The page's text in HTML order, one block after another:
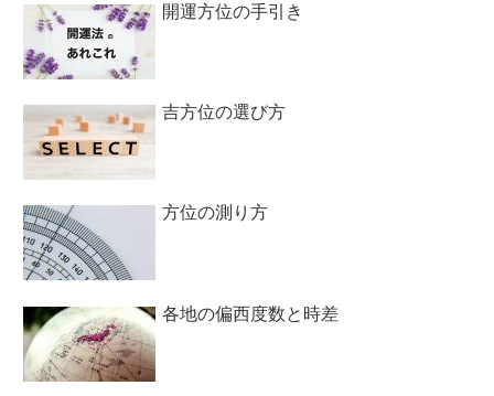
開運方位の手引き
吉方位の選び方
方位の測り方
各地の偏西度数と時差